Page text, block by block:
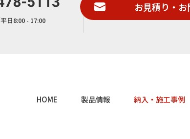
日8:00 - 17:00
お見積り・
HOME 製品情報 納入・施工事例